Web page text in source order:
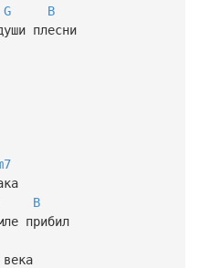
G
B
плесни
B
прибил